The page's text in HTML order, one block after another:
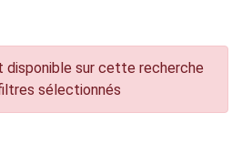
disponible sur cette recherche
sélectionnés